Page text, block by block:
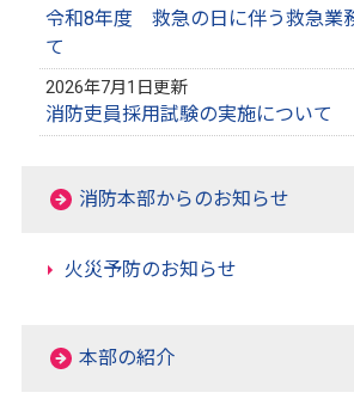
令和8年度 救急の日に伴う救急業
て
2026年7月1日更新
消防吏員採用試験の実施について
消防本部からのお知らせ
火災予防のお知らせ
本部の紹介